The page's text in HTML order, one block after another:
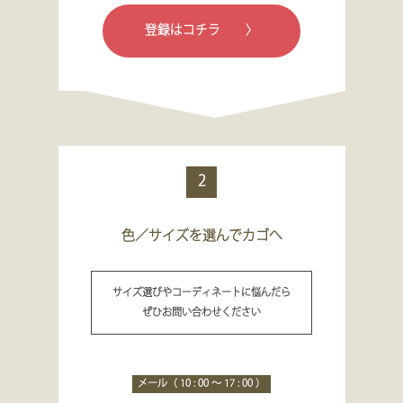
登録はコチラ 〉
2
色／サイズを選んでカゴへ
サイズ選びやコーディネートに悩んだら
ぜひお問い合わせください
メール（ 10 : 00 ～ 17 : 00 ）